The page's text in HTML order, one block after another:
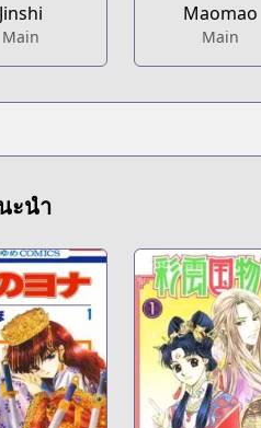
x.com/LesCarnetsmanga
Site
Site
www.eccediciones.com/
UP!
global.manga-up.com/
Site
Site
Site
Site
enix.com/
Jinshi
Main
Maomao
Main
ะนำ